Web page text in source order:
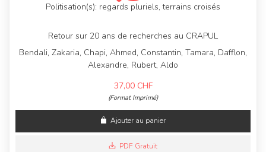
Politisation(s): regards pluriels, terrains croisés
Retour sur 20 ans de recherches au CRAPUL
Bendali, Zakaria, Chapi, Ahmed, Constantin, Tamara, Dafflon,
Alexandre, Rubert, Aldo
37,00 CHF
(Format Imprimé)
Ajouter au panier
PDF Gratuit